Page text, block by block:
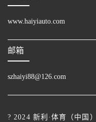
www.haiyiauto.com
邮箱
szhaiyi88@126.com
? 2024 新利·体育（中国